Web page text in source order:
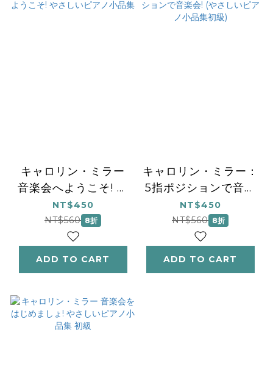
キャロリン・ミラー
音楽会へようこそ! や
さしいピアノ小品集
NT$450
NT$560 8折
ADD TO CART
キャロリン・ミラー：
5指ポジションで音楽
会! (やさしいピアノ小
品集初級)
NT$450
NT$560 8折
ADD TO CART